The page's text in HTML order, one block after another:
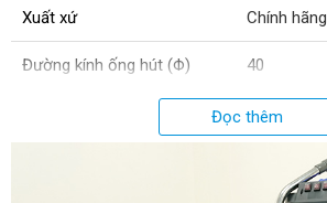
Xuất xứ Chính hãng
Đường kính ống hút (Φ) 40
Đường kính thùng chứa (mm) 440
Đọc thêm